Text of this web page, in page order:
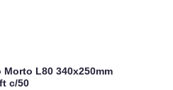
L80 340x250mm
c/50